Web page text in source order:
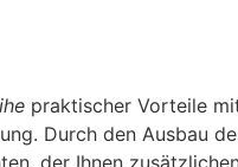
praktischer Vorteile
Durch den Ausbau